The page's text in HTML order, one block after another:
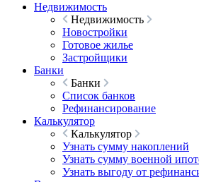
Недвижимость
Недвижимость
Новостройки
Готовое жилье
Застройщики
Банки
Банки
Список банков
Рефинансирование
Калькулятор
Калькулятор
Узнать сумму накоплений
Узнать сумму военной
Узнать выгоду от